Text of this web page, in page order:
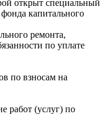
открыт специальный
капитального
ремонта,
по уплате
по взносам на
работ (услуг) по